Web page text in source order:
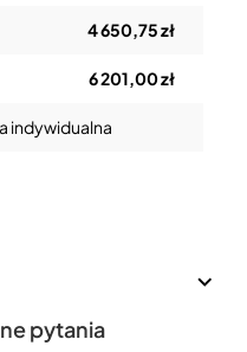
4 650,75 zł
6 201,00 zł
indywidualna
pytania